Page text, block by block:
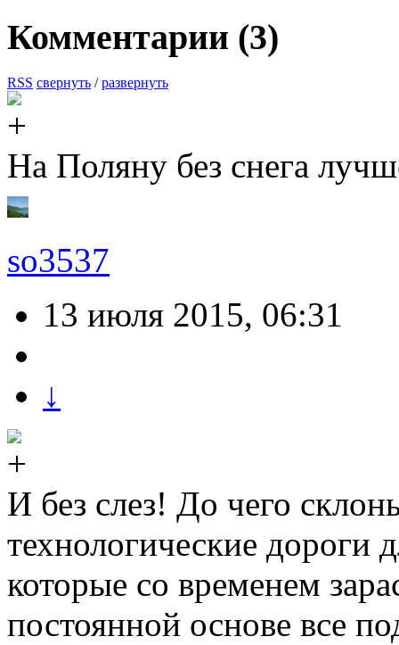
Комментарии (3)
RSS свернуть /развернуть
На Поляну без снега
so3537
13 июля 2015, 06:31
↓
И без слез! До чего
технологические дороги
которые со временем
постоянной основе все